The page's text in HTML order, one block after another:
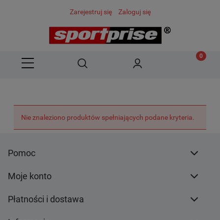
Zarejestruj się Zaloguj się
Nie znaleziono produktów spełniających podane kryteria.
Pomoc
Moje konto
Płatności i dostawa